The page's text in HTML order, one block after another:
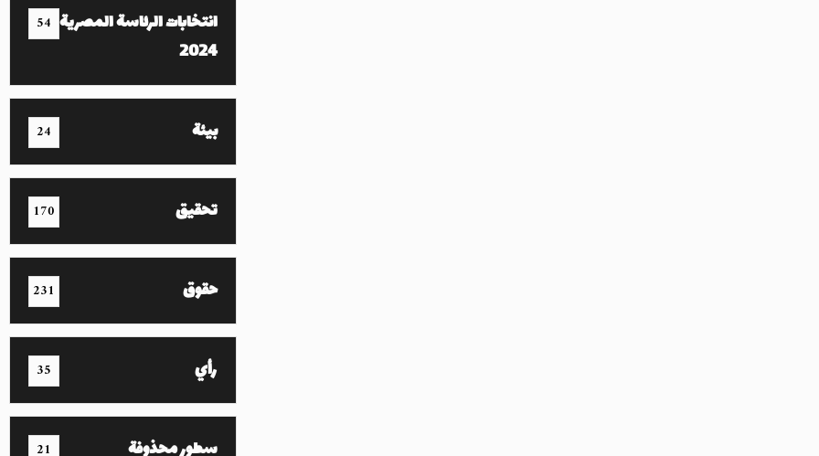
انتخابات الرئاسة المصرية
2024
54
بيئة 24
تحقيق 170
حقوق 231
رأي 35
سطور محذوفة 21